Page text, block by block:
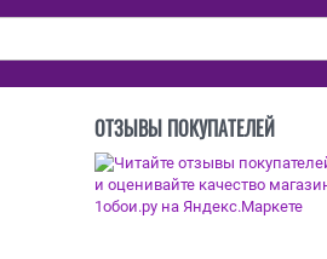
ОТЗЫВЫ ПОКУПАТЕЛЕЙ